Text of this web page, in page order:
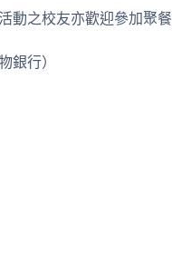
動之校友亦歡迎參加聚餐
銀行）